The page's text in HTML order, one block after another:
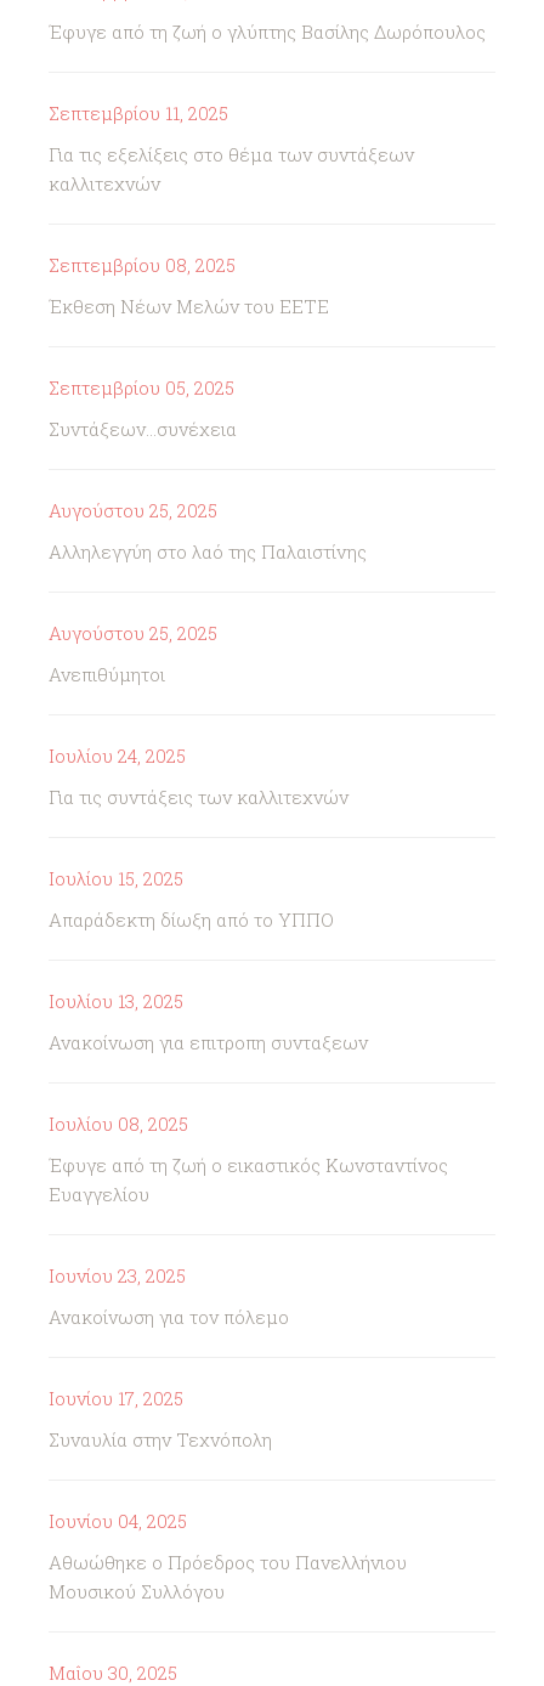
Έφυγε από τη ζωή ο γλύπτης Βασίλης Δωρόπουλος
Σεπτεμβρίου 11, 2025
Για τις εξελίξεις στο θέμα των συντάξεων
καλλιτεχνών
Σεπτεμβρίου 08, 2025
Έκθεση Νέων Μελών του ΕΕΤΕ
Σεπτεμβρίου 05, 2025
Συντάξεων...συνέχεια
Αυγούστου 25, 2025
Αλληλεγγύη στο λαό της Παλαιστίνης
Αυγούστου 25, 2025
Ανεπιθύμητοι
Ιουλίου 24, 2025
Για τις συντάξεις των καλλιτεχνών
Ιουλίου 15, 2025
Απαράδεκτη δίωξη από το ΥΠΠΟ
Ιουλίου 13, 2025
Ανακοίνωση για επιτροπη συνταξεων
Ιουλίου 08, 2025
Έφυγε από τη ζωή ο εικαστικός Κωνσταντίνος
Ευαγγελίου
Ιουνίου 23, 2025
Ανακοίνωση για τον πόλεμο
Ιουνίου 17, 2025
Συναυλία στην Τεχνόπολη
Ιουνίου 04, 2025
Αθωώθηκε ο Πρόεδρος του Πανελλήνιου
Μουσικού Συλλόγου
Μαΐου 30, 2025